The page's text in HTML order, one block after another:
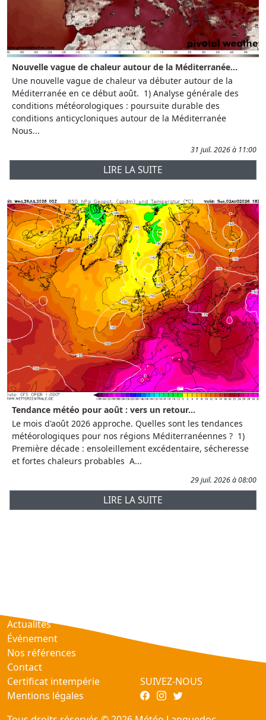
Nouvelle vague de chaleur autour de la Méditerranée...
Une nouvelle vague de chaleur va débuter autour de la
Méditerranée en ce début août. 1) Analyse générale des
conditions météorologiques : poursuite durable des
conditions anticycloniques autour de la Méditerranée
Nous...
31 juil. 2026 à 11:00
LIRE LA SUITE
Tendance météo pour août : vers un retour...
Le mois d'août 2026 approche. Quelles sont les tendances
météorologiques pour nos régions Méditerranéennes ? 1)
Première décade : ensoleillement excédentaire, sécheresse
et fortes chaleurs probables A...
29 juil. 2026 à 08:00
LIRE LA SUITE
Actualités
Événement
Nos références
Contact
Certificat intempérie
Mentions légales
SUIVEZ-NOUS